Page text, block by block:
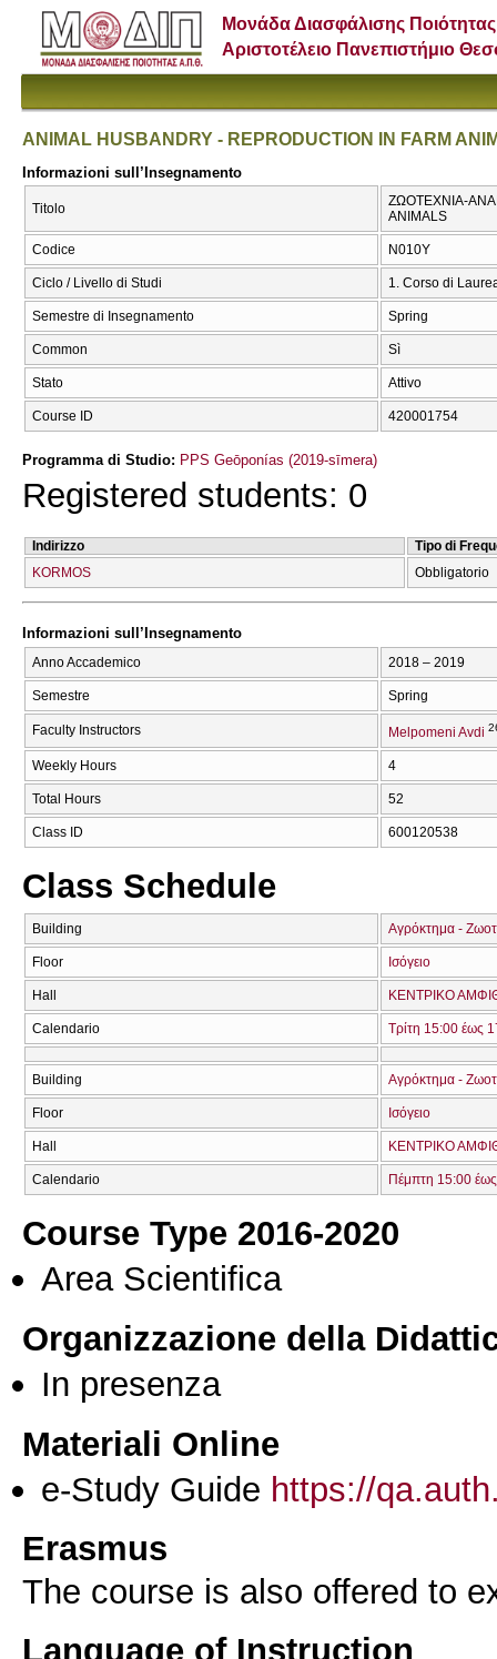
Μονάδα Διασφάλισης Ποιότητας
Αριστοτέλειο Πανεπιστήμιο
ANIMAL HUSBANDRY - REPRODUCTION IN FARM
Informazioni sull’Insegnamento
Titolo
ΖΩΟΤΕΧΝΙΑ-
ANIMALS
Codice Ν010Υ
Ciclo / Livello di Studi 1. Corso di
Semestre di Insegnamento Spring
Common Sì
Stato Attivo
Course ID 420001754
Programma di Studio: PPS Geōponías (2019-sīmera)
Registered students: 0
Indirizzo
Tipo di
KORMOS
Obbligatorio
Informazioni sull’Insegnamento
Anno Accademico 2018 – 2019
Semestre Spring
Faculty Instructors Melpomeni Avdi
Weekly Hours 4
Total Hours 52
Class ID 600120538
Class Schedule
Building Αγρόκτημα -
Floor Ισόγειο
Hall ΚΕΝΤΡΙΚΟ
Calendario Τρίτη 15:00 έως
Building Αγρόκτημα -
Floor Ισόγειο
Hall ΚΕΝΤΡΙΚΟ
Calendario Πέμπτη 15:00
Course Type 2016-2020
Area Scientifica
Organizzazione della
In presenza
Materiali Online
e-Study Guide https://
Erasmus
The course is also offered to
Language of Instruction